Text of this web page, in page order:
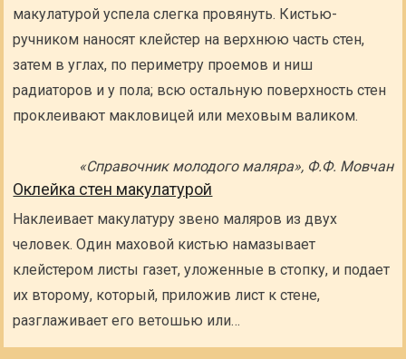
макулатурой успела слегка провянуть. Кистью-
ручником наносят клейстер на верхнюю часть стен,
затем в углах, по периметру проемов и ниш
радиаторов и у пола; всю остальную поверхность стен
проклеивают макловицей или меховым валиком.
«Справочник молодого маляра», Ф.Ф. Мовчан
Оклейка стен макулатурой
Наклеивает макулатуру звено маляров из двух
человек. Один маховой кистью намазывает
клейстером листы газет, уложенные в стопку, и подает
их второму, который, приложив лист к стене,
разглаживает его ветошью или…